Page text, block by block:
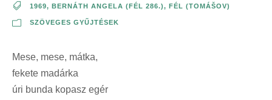
1969, BERNÁTH ANGELA (FÉL 286.), FÉL (TOMÁŠOV)
SZÖVEGES GYŰJTÉSEK
Mese, mese, mátka,
fekete madárka
úri bunda kopasz egér